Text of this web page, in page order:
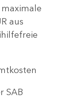
aus
SAB